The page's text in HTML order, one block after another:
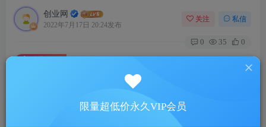
创业网
2022年7月17日 20:24发布
关注 私信
0 35 0
【黎永标】制造业重复检验品质管理
此内容为付费资源，请付费后查看
5
限量超低价永久VIP会员